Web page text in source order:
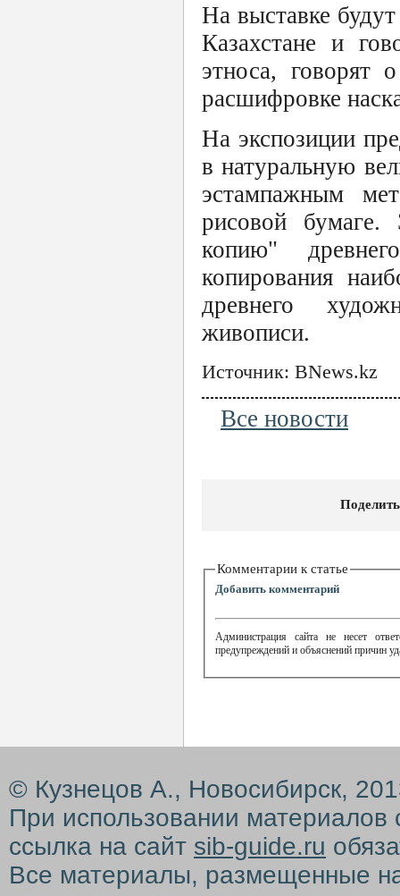
На выставке
Казахстане и
этноса, говорят
расшифровке
На экспозиции
в натуральную
эстампажным
рисовой бумаге.
копию"
копирования
древнего
живописи.
Источник: BNews.kz
Все новости
Комментарии к статье
Добавить комментарий
Администрация сайта не несет
предупреждений и объяснений причин
© Кузнецов А., Новосибирск,
При использовании материалов
ссылка на сайт sib-guide.ru
Все материалы, размещенные